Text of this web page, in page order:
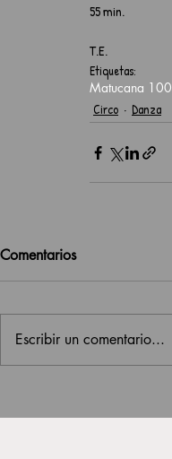
55 min.
T.E.
Etiquetas:
Matucana 100
Circo
Danza
Comentarios
Escribir un comentario...